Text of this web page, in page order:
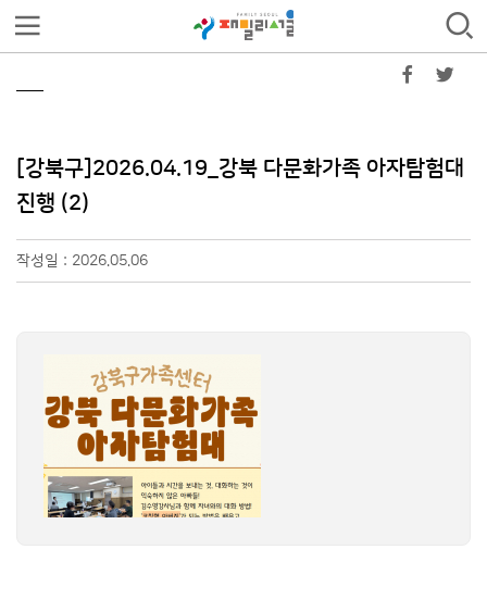
[강북구]2026.04.19_강북 다문화가족 아자탐험대
진행 (2)
작성일 : 2026.05.06
아자2.jpg